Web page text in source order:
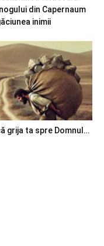
din Capernaum
inimii
grija ta spre Domnul…